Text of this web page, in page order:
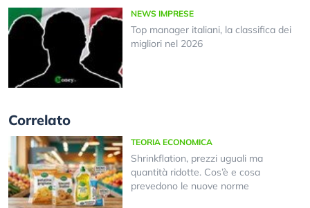
NEWS IMPRESE
Top manager italiani, la classifica dei
migliori nel 2026
Correlato
TEORIA ECONOMICA
Shrinkflation, prezzi uguali ma
quantità ridotte. Cos’è e cosa
prevedono le nuove norme